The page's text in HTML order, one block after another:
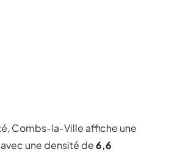
Combs-la-Ville affiche une
une densité de6,6